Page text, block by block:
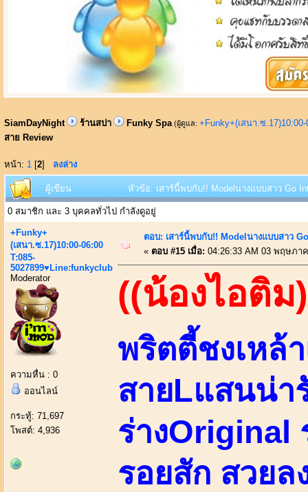
SiamDayNight ร้านสปา Funky Spa (ผู้ดูแล: +Funky+(เสนา.ซ
สาย Review
หน้า: 1 [2] ลงล่าง
ผู้เขียน หัวข้อ: เสาร์นี้พบกับ!! Modelนางแบบสาว Go
0 สมาชิก และ 3 บุคคลทั่วไป กำลังดูอยู่
+Funky+
(เสนา.ซ.17)10:00-06:00
T:085-
5027899♥Line:funkyclub
Moderator
ความหื่น : 0
ออนไลน์
กระทู้: 71,697
โพสต์: 4,936
ตอบ: เสาร์นี้พบกับ!! Modelนางแบบสาว
« ตอบ #15 เมื่อ: 04:26:33 AM 03 พฤษภา
((น้องไอติม
พริตตี้ชงเหล้
สายLแสนน่า
ร่างOriginal
รอยสัก สวย